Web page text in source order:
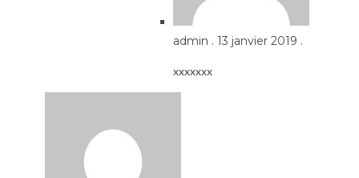
admin . 13 janvier 2019 .
xxxxxxx